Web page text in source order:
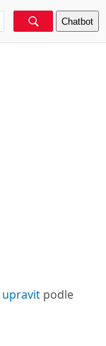
Chatbot
upravit podle